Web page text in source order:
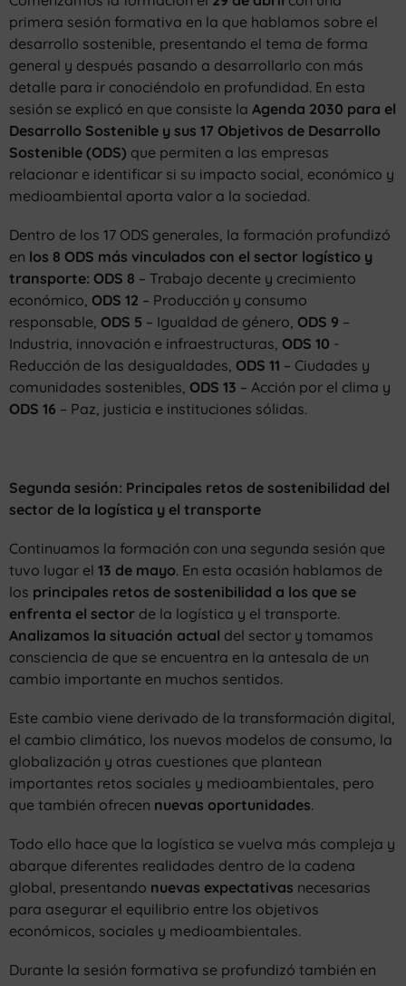
primera sesión formativa en la que hablamos sobre el
desarrollo sostenible, presentando el tema de forma
general y después pasando a desarrollarlo con más
detalle para ir conociéndolo en profundidad. En esta
sesión se explicó en que consiste la Agenda 2030 para el
Desarrollo Sostenible y sus 17 Objetivos de Desarrollo
Sostenible (ODS) que permiten a las empresas
relacionar e identificar si su impacto social, económico y
medioambiental aporta valor a la sociedad.
Dentro de los 17 ODS generales, la formación profundizó
en los 8 ODS más vinculados con el sector logístico y
transporte: ODS 8 – Trabajo decente y crecimiento
económico, ODS 12 – Producción y consumo
responsable, ODS 5 – Igualdad de género, ODS 9 –
Industria, innovación e infraestructuras, ODS 10 -
Reducción de las desigualdades, ODS 11 – Ciudades y
comunidades sostenibles, ODS 13 – Acción por el clima y
ODS 16 – Paz, justicia e instituciones sólidas.
Segunda sesión: Principales retos de sostenibilidad del
sector de la logística y el transporte
Continuamos la formación con una segunda sesión que
tuvo lugar el 13 de mayo. En esta ocasión hablamos de
los principales retos de sostenibilidad a los que se
enfrenta el sector de la logística y el transporte.
Analizamos la situación actual del sector y tomamos
consciencia de que se encuentra en la antesala de un
cambio importante en muchos sentidos.
Este cambio viene derivado de la transformación digital,
el cambio climático, los nuevos modelos de consumo, la
globalización y otras cuestiones que plantean
importantes retos sociales y medioambientales, pero
que también ofrecen nuevas oportunidades.
Todo ello hace que la logística se vuelva más compleja y
abarque diferentes realidades dentro de la cadena
global, presentando nuevas expectativas necesarias
para asegurar el equilibrio entre los objetivos
económicos, sociales y medioambientales.
Durante la sesión formativa se profundizó también en